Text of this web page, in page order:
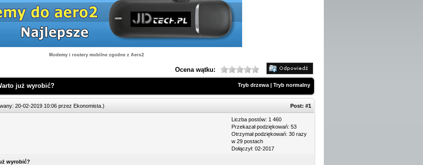
Modemy i routery mobilne zgodne z Aero2
Ocena wątku:
Tryb drzewa | Tryb normalny
już wyrobić?
20-02-2019 10:06 przez Ekonomista ) Post: #1
Liczba postów: 1 460
Przekazał podziękowań: 53
Otrzymał podziękowań: 30 razy
w 29 postach
Dołączył: 02-2017
wyrobić?